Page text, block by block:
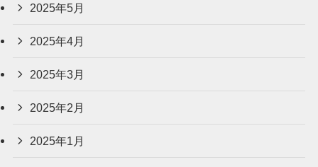
2025年5月
2025年4月
2025年3月
2025年2月
2025年1月